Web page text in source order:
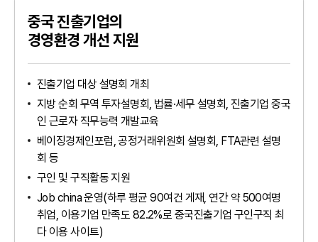
중국 진출기업의
경영환경 개선 지원
진출기업 대상 설명회 개최
지방 순회 무역 투자설명회, 법률·세무 설명회, 진출기업 중국
인 근로자 직무능력 개발교육
베이징경제인포럼, 공정거래위원회 설명회, FTA관련 설명
회 등
구인 및 구직활동 지원
Job china 운영(하루 평균 90여건 게재, 연간 약 500여명
취업, 이용기업 만족도 82.2%로 중국진출기업 구인구직 최
다 이용 사이트)